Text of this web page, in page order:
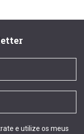
e utilize os meus